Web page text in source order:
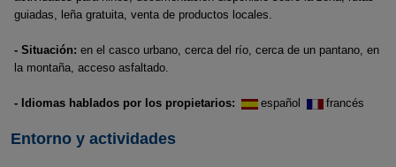
guiadas, leña gratuita, venta de productos locales.
- Situación: en el casco urbano, cerca del río, cerca de un pantano, en
la montaña, acceso asfaltado.
- Idiomas hablados por los propietarios: español francés
Entorno y actividades